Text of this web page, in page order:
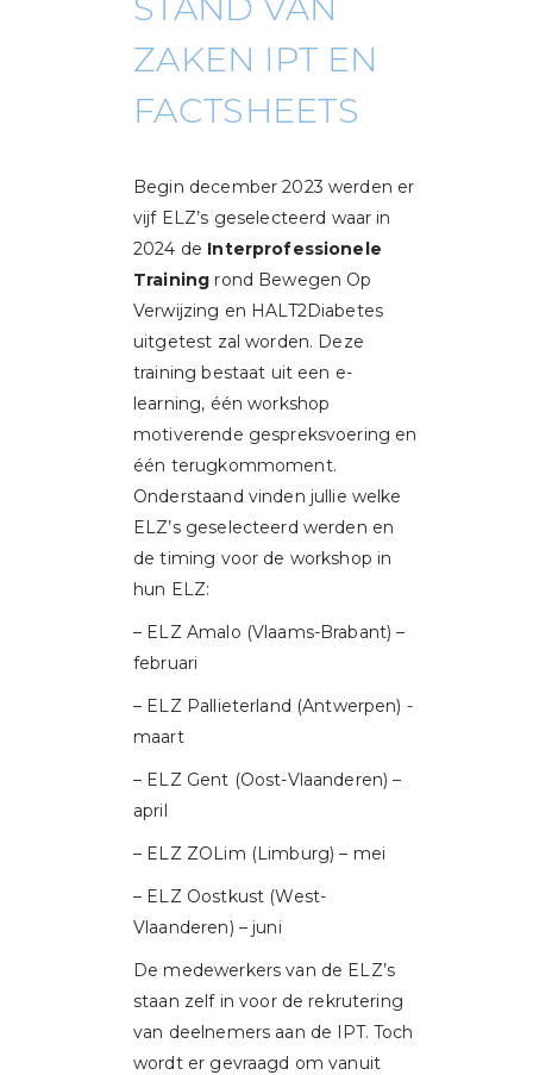
ZAKEN IPT EN
FACTSHEETS
Begin december 2023 werden er
vijf ELZ’s geselecteerd waar in
2024 de Interprofessionele
Training rond Bewegen Op
Verwijzing en HALT2Diabetes
uitgetest zal worden. Deze
training bestaat uit een e-
learning, één workshop
motiverende gespreksvoering en
één terugkommoment.
Onderstaand vinden jullie welke
ELZ’s geselecteerd werden en
de timing voor de workshop in
hun ELZ:
– ELZ Amalo (Vlaams-Brabant) –
februari
– ELZ Pallieterland (Antwerpen) -
maart
– ELZ Gent (Oost-Vlaanderen) –
april
– ELZ ZOLim (Limburg) – mei
– ELZ Oostkust (West-
Vlaanderen) – juni
De medewerkers van de ELZ’s
staan zelf in voor de rekrutering
van deelnemers aan de IPT. Toch
wordt er gevraagd om vanuit